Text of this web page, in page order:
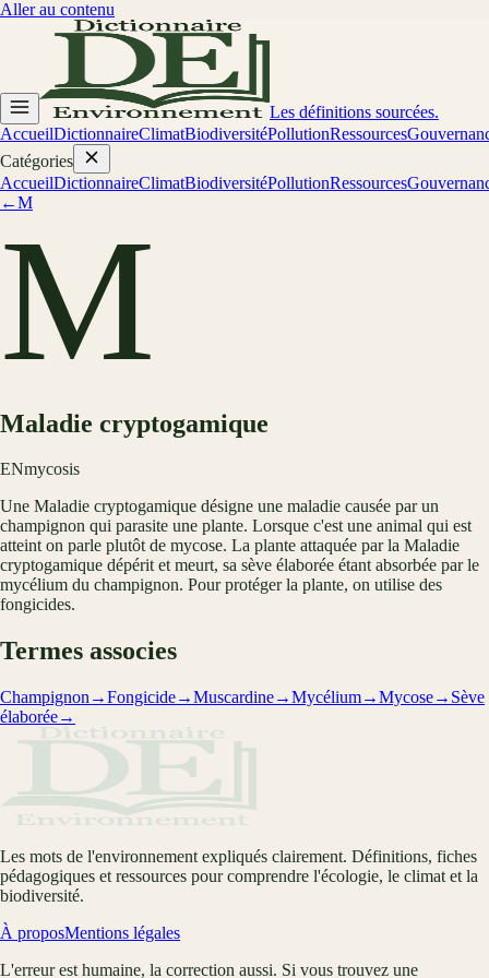
Aller au contenu
Les définitions sourcées.
AccueilDictionnaireClimatBiodiversitéPollutionRessources
Catégories
AccueilDictionnaireClimatBiodiversitéPollutionRessources
←M
M
Maladie cryptogamique
ENmycosis
Une Maladie cryptogamique désigne une maladie causée par un
champignon qui parasite une plante. Lorsque c'est une animal qui est
atteint on parle plutôt de mycose. La plante attaquée par la Maladie
cryptogamique dépérit et meurt, sa sève élaborée étant absorbée par le
mycélium du champignon. Pour protéger la plante, on utilise des
fongicides.
Termes associes
Champignon →Fongicide→Muscardine→Mycélium→Mycose→ Sève
élaborée→
Les mots de l'environnement expliqués clairement. Définitions, fiches
pédagogiques et ressources pour comprendre l'écologie, le climat et la
biodiversité.
À proposMentions légales
L'erreur est humaine, la correction aussi. Si vous trouvez une